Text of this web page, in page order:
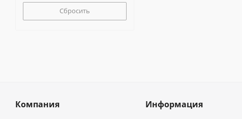
Сбросить
Компания Информация